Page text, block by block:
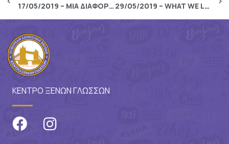
17/05/2019 – ΜΙΑ ΔΙΑΦΟΡΕΤΙΚΗ ΕΞΟΡΜΗΣΗ 29/05/2019 – WHAT WE LEARN WITH PLEASURE, WE NEVER FORGET…
ΚΕΝΤΡΟ ΞΕΝΩΝ ΓΛΩΣΣΩΝ